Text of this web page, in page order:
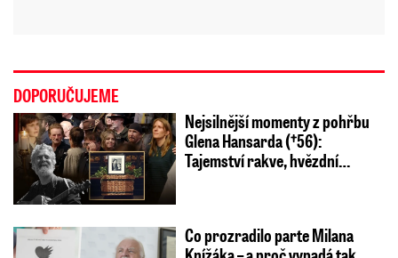
DOPORUČUJEME
Nejsilnější momenty z pohřbu
Glena Hansarda (†56):
Tajemství rakve, hvězdní…
Co prozradilo parte Milana